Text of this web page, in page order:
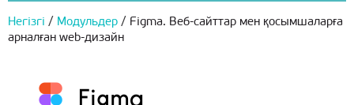
Негізгі / Модульдер / Figma. Веб-сайттар мен қосымшаларға
арналған web-дизайн